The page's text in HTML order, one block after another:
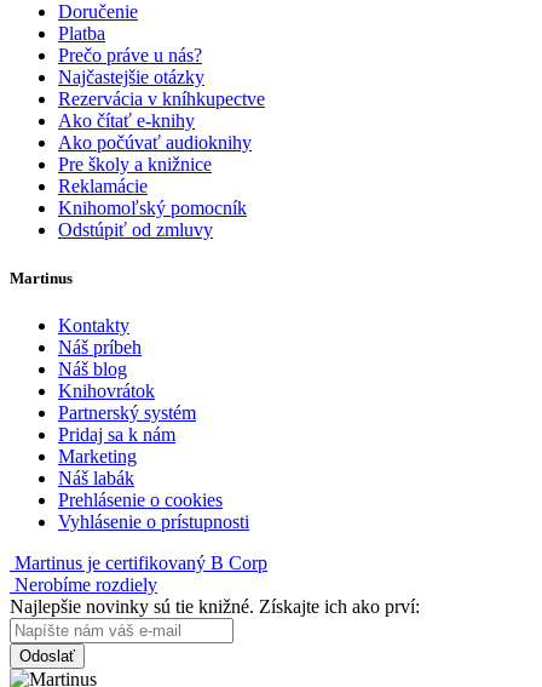
Doručenie
Platba
Prečo práve u nás?
Najčastejšie otázky
Rezervácia v kníhkupectve
Ako čítať e-knihy
Ako počúvať audioknihy
Pre školy a knižnice
Reklamácie
Knihomoľský pomocník
Odstúpiť od zmluvy
Martinus
Kontakty
Náš príbeh
Náš blog
Knihovrátok
Partnerský systém
Pridaj sa k nám
Marketing
Náš labák
Prehlásenie o cookies
Vyhlásenie o prístupnosti
Martinus je certifikovaný B Corp
Nerobíme rozdiely
Najlepšie novinky sú tie knižné. Získajte ich ako prví:
Odoslať